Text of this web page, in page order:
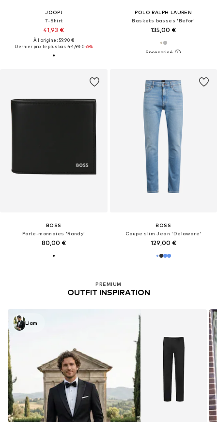
JOOP!
T-Shirt
41,93 €
À l'origine : 59,90 €
Dernier prix le plus bas :44,93 €-6%
POLO RALPH LAUREN
Baskets basses 'Befor'
135,00 €
BOSS
Porte-monnaies 'Randy'
80,00 €
BOSS
Coupe slim Jean 'Delaware'
129,00 €
PREMIUM
OUTFIT INSPIRATION
Liam